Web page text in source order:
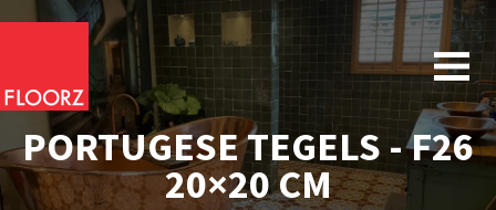
PORTUGESE TEGELS - F26
20×20 CM